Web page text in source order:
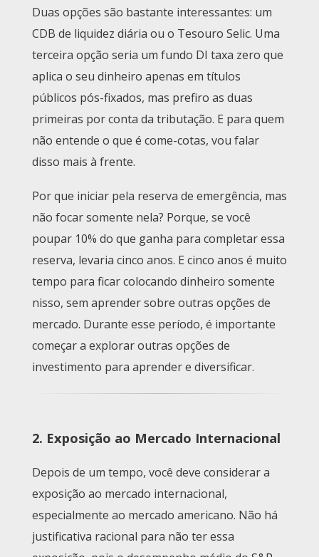
Duas opções são bastante interessantes: um
CDB de liquidez diária ou o Tesouro Selic. Uma
terceira opção seria um fundo DI taxa zero que
aplica o seu dinheiro apenas em títulos
públicos pós-fixados, mas prefiro as duas
primeiras por conta da tributação. E para quem
não entende o que é come-cotas, vou falar
disso mais à frente.
Por que iniciar pela reserva de emergência, mas
não focar somente nela? Porque, se você
poupar 10% do que ganha para completar essa
reserva, levaria cinco anos. E cinco anos é muito
tempo para ficar colocando dinheiro somente
nisso, sem aprender sobre outras opções de
mercado. Durante esse período, é importante
começar a explorar outras opções de
investimento para aprender e diversificar.
2. Exposição ao Mercado Internacional
Depois de um tempo, você deve considerar a
exposição ao mercado internacional,
especialmente ao mercado americano. Não há
justificativa racional para não ter essa